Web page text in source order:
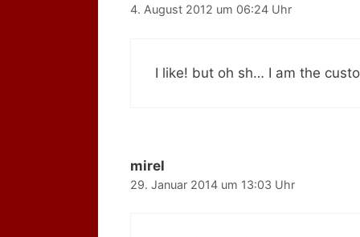
4. August 2012 um 06:24 Uhr
I like! but oh sh… I am the
mirel
29. Januar 2014 um 13:03 Uhr